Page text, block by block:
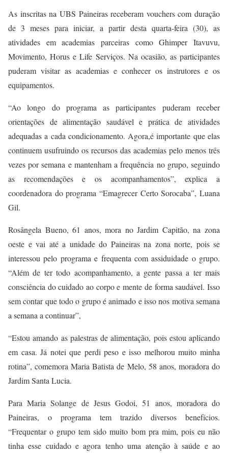
As inscritas na UBS Paineiras receberam vouchers com duração
de 3 meses para iniciar, a partir desta quarta-feira (30), as
atividades em academias parceiras como Ghimper Itavuvu,
Movimento, Horuse Life Serviços. Na ocasião, as participantes
puderam visitar as academias e conhecer os instrutores e os
equipamentos.
“Ao longo do programa as participantes puderam receber
orientações de alimentação saudável e prática de atividades
adequadas a cada condicionamento. Agora,é importante que elas
continuem usufruindo os recursos das academias pelo menos três
vezes por semana e mantenham a frequência no grupo, seguindo
as recomendações e os acompanhamentos”, explica a
coordenadora do programa “Emagrecer Certo Sorocaba”, Luana
Gil.
Rosângela Bueno, 61 anos, mora no Jardim Capitão, na zona
oeste e vai até a unidade do Paineiras na zona norte, pois se
interessou pelo programa e frequenta com assiduidade o grupo.
“Além de ter todo acompanhamento, a gente passa a ter mais
consciência do cuidado ao corpo e mente de forma saudável. Isso
sem contar que todo o grupo é animado e isso nos motiva semana
a semana a continuar”,
“Estou amando as palestras de alimentação, pois estou aplicando
em casa. Já notei que perdi peso e isso melhorou muito minha
rotina”, comemora Maria Batista de Melo, 58 anos, moradora do
Jardim Santa Lucia.
Para Maria Solange de Jesus Godoi, 51 anos, moradora do
Paineiras, o programa tem trazido diversos benefícios.
“Frequentar o grupo tem sido muito bom pra mim, pois eu não
tinha esse cuidado e agora tenho uma atenção à saúde e ao